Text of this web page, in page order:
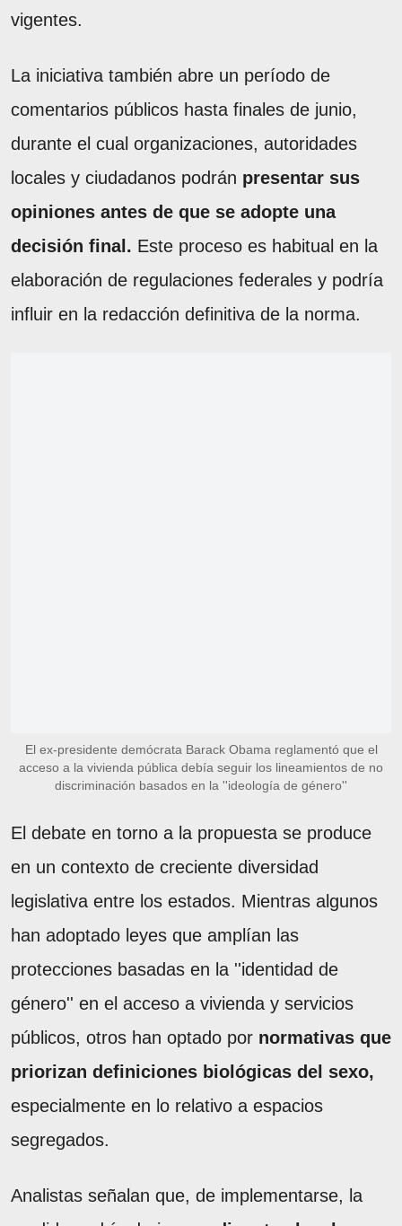
vigentes.
La iniciativa también abre un período de
comentarios públicos hasta finales de junio,
durante el cual organizaciones, autoridades
locales y ciudadanos podrán presentar sus
opiniones antes de que se adopte una
decisión final. Este proceso es habitual en la
elaboración de regulaciones federales y podría
influir en la redacción definitiva de la norma.
El ex-presidente demócrata Barack Obama reglamentó que el
acceso a la vivienda pública debía seguir los lineamientos de no
discriminación basados en la ''ideología de género''
El debate en torno a la propuesta se produce
en un contexto de creciente diversidad
legislativa entre los estados. Mientras algunos
han adoptado leyes que amplían las
protecciones basadas en la ''identidad de
género'' en el acceso a vivienda y servicios
públicos, otros han optado por normativas que
priorizan definiciones biológicas del sexo,
especialmente en lo relativo a espacios
segregados.
Analistas señalan que, de implementarse, la